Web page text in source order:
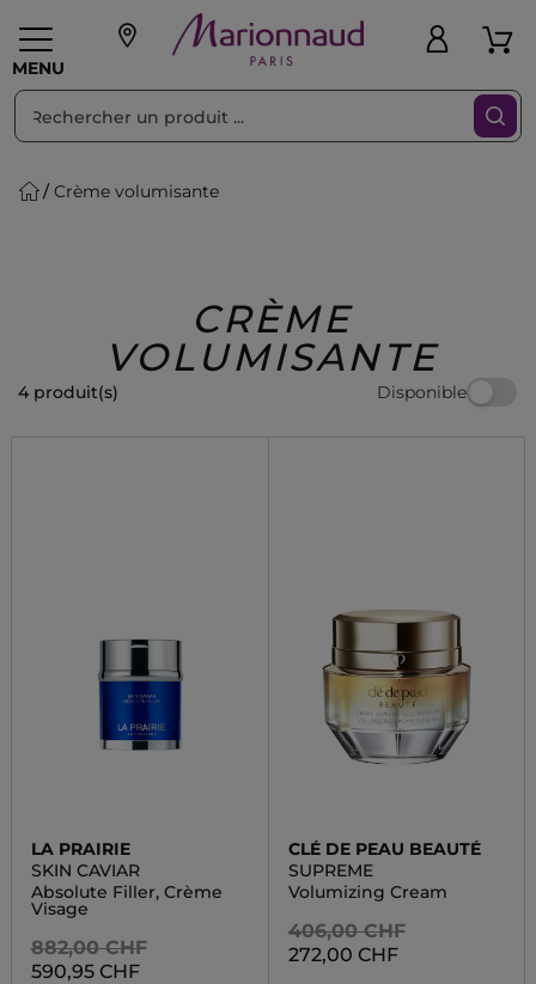
MENU
personnalisés
Hommes
Crème volumisante
CRÈME
VOLUMISANTE
4 produit(s) Disponible
Trier par Filtres
LA PRAIRIE
SKIN CAVIAR
Absolute Filler, Crème
Visage
882,00 CHF
590,95 CHF
CLÉ DE PEAU BEAUTÉ
SUPREME
Volumizing Cream
406,00 CHF
272,00 CHF